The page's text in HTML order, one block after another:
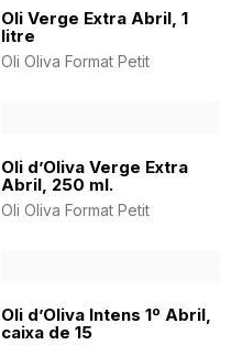
Oli Verge Extra Abril, 1
litre
Oli Oliva Format Petit
Oli d’Oliva Verge Extra
Abril, 250 ml.
Oli Oliva Format Petit
Oli d’Oliva Intens 1º Abril,
caixa de 15